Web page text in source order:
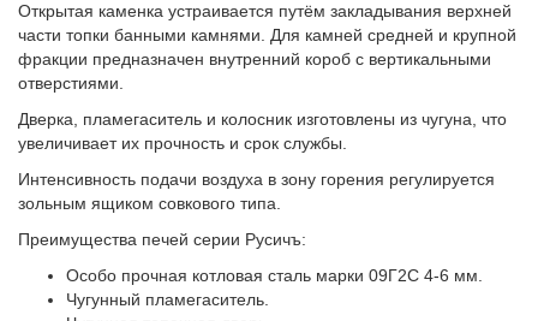
Открытая каменка устраивается путём закладывания верхней
части топки банными камнями. Для камней средней и крупной
фракции предназначен внутренний короб с вертикальными
отверстиями.
Дверка, пламегаситель и колосник изготовлены из чугуна, что
увеличивает их прочность и срок службы.
Интенсивность подачи воздуха в зону горения регулируется
зольным ящиком совкового типа.
Преимущества печей серии Русичъ:
Особо прочная котловая сталь марки 09Г2С 4-6 мм.
Чугунный пламегаситель.